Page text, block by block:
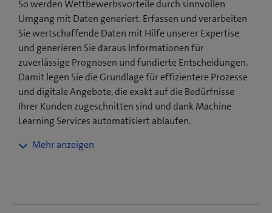
So werden Wettbewerbsvorteile durch sinnvollen
Umgang mit Daten generiert. Erfassen und verarbeiten
Sie wertschaffende Daten mit Hilfe unserer Expertise
und generieren Sie daraus Informationen für
zuverlässige Prognosen und fundierte Entscheidungen.
Damit legen Sie die Grundlage für effizientere Prozesse
und digitale Angebote, die exakt auf die Bedürfnisse
Ihrer Kunden zugeschnitten sind und dank Machine
Learning Services automatisiert ablaufen.
Denken Sie den Umgang mit
Wir begleiten Sie auf dem Weg zum daten­gestützten